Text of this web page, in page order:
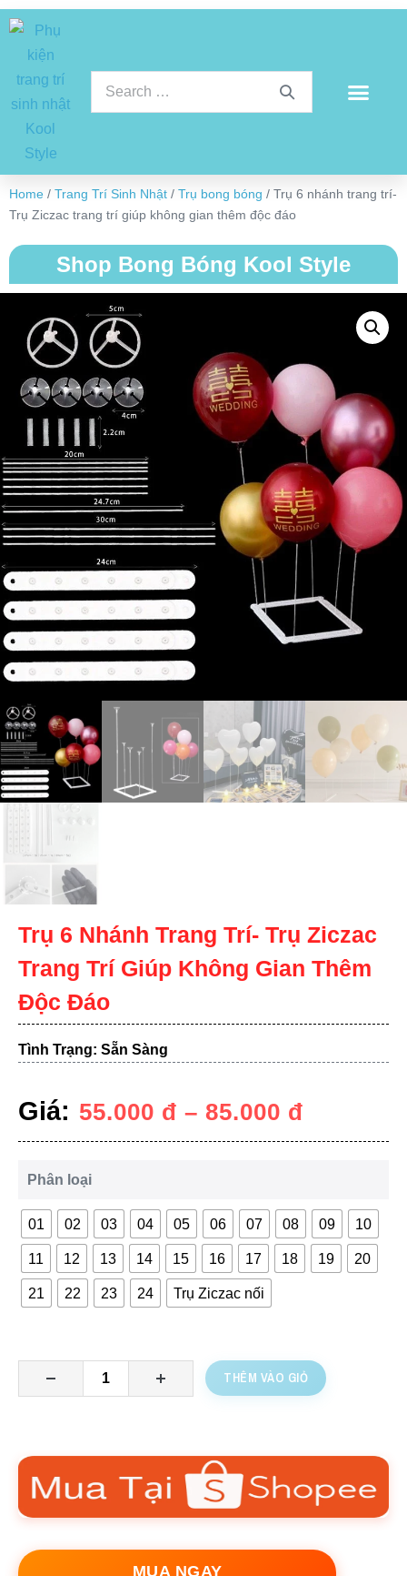
Home / Trang Trí Sinh Nhật / Trụ bong bóng / Trụ 6 nhánh trang trí-
Trụ Ziczac trang trí giúp không gian thêm độc đáo
Shop Bong Bóng Kool Style
Trụ 6 Nhánh Trang Trí- Trụ Ziczac
Trang Trí Giúp Không Gian Thêm
Độc Đáo
Tình Trạng: Sẵn Sàng
Giá: 55.000 đ – 85.000 đ
Phân loại
01 02 03 04 05 06 07 08 09 10
11 12 13 14 15 16 17 18 19 20
21 22 23 24 Trụ Ziczac nối
THÊM VÀO GIỎ
MUA NGAY